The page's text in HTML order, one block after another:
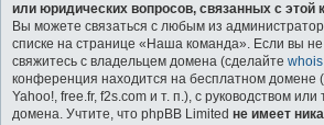
или юридических вопросов, связанных с этой
Вы можете связаться с любым из
списке на странице «Наша команда». Если вы
свяжитесь с владельцем домена (сделайте
конференция находится на бесплатном домене
Yahoo!, free.fr, f2s.com и т. п.), с руководством
домена. Учтите, что phpBB Limited не имеет